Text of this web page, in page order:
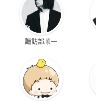
諏訪部順一